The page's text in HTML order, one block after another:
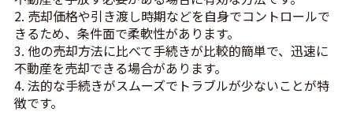
2. 売却価格や引き渡し時期などを自身でコントロールで
きるため、条件面で柔軟性があります。
3. 他の売却方法に比べて手続きが比較的簡単で、迅速に
不動産を売却できる場合があります。
4. 法的な手続きがスムーズでトラブルが少ないことが特
徴です。